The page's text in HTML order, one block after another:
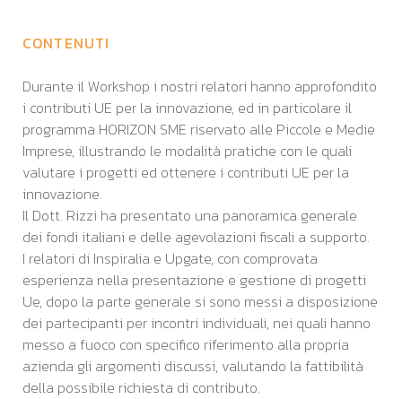
CONTENUTI
Durante il Workshop i nostri relatori hanno approfondito
i contributi UE per la innovazione, ed in particolare il
programma HORIZON SME riservato alle Piccole e Medie
Imprese, illustrando le modalità pratiche con le quali
valutare i progetti ed ottenere i contributi UE per la
innovazione.
Il Dott. Rizzi ha presentato una panoramica generale
dei fondi italiani e delle agevolazioni fiscali a supporto.
I relatori di Inspiralia e Upgate, con comprovata
esperienza nella presentazione e gestione di progetti
Ue, dopo la parte generale si sono messi a disposizione
dei partecipanti per incontri individuali, nei quali hanno
messo a fuoco con specifico riferimento alla propria
azienda gli argomenti discussi, valutando la fattibilità
della possibile richiesta di contributo.